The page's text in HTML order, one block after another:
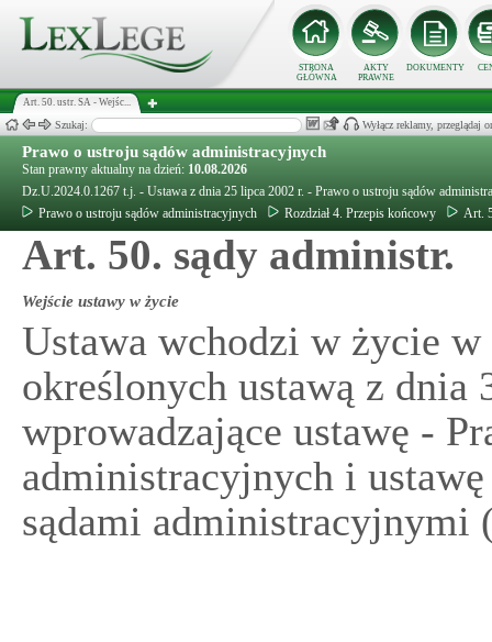
STRONA
GŁÓWNA
AKTY
PRAWNE
DOKUMENTY
Art. 50. ustr. SA - Wejśc...
Szukaj: Wyłącz reklamy, przeglądaj
Prawo o ustroju sądów administracyjnych
Stan prawny aktualny na dzień: 10.08.2026
Dz.U.2024.0.1267 t.j. - Ustawa z dnia 25 lipca 2002 r. - Prawo o ustroju sądów
Prawo o ustroju sądów administracyjnych
Rozdział 4. Przepis końcowy Art.
Art. 50. sądy administr.
Wejście ustawy w życie
Ustawa wchodzi w życie
określonych ustawą z dnia
wprowadzające ustawę -
administracyjnych i
sądami administracyjnymi